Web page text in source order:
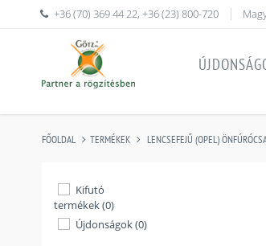
+36 (70) 369 44 22,+36 (23) 800-720
FŐOLDAL TERMÉKEK LENCSEFEJŰ (OPEL)
Kifutó
termékek (0)
Újdonságok (0)